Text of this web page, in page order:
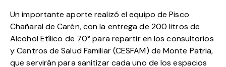
Un importante aporte realizó el equipo de Pisco
Chañaral de Carén, con la entrega de 200 litros de
Alcohol Etílico de 70° para repartir en los consultorios
y Centros de Salud Familiar (CESFAM) de Monte Patria,
que servirán para sanitizar cada uno de los espacios